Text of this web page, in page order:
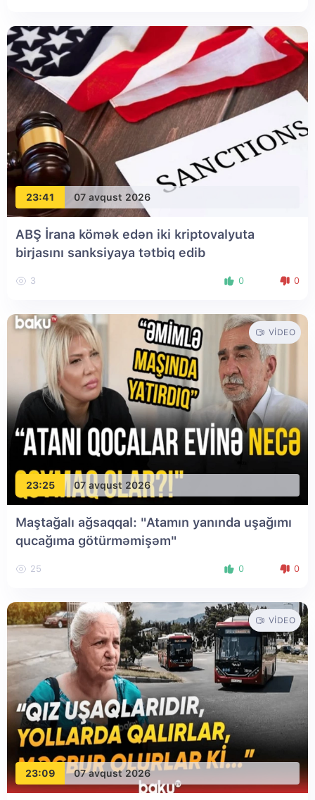
23:41 07 avqust 2026
ABŞ İrana kömək edən iki kriptovalyuta
birjasını sanksiyaya tətbiq edib
3 0 0
23:25 07 avqust 2026
VIDEO
Maştağalı ağsaqqal: "Atamın yanında uşağımı
qucağıma götürməmişəm"
25 0 0
23:09 07 avqust 2026
VIDEO